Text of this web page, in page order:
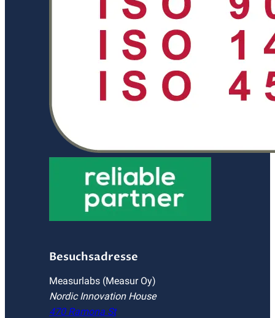
Besuchsadresse
Measurlabs (Measur Oy)
Nordic Innovation House
470 Ramona St